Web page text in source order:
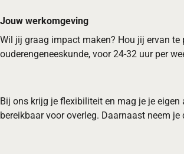
Jouw werkomgeving
Wil jij graag impact maken? Hou jij ervan te
ouderengeneeskunde, voor 24-32 uur per
Bij ons krijg je flexibiliteit en mag je je
bereikbaar voor overleg. Daarnaast neem